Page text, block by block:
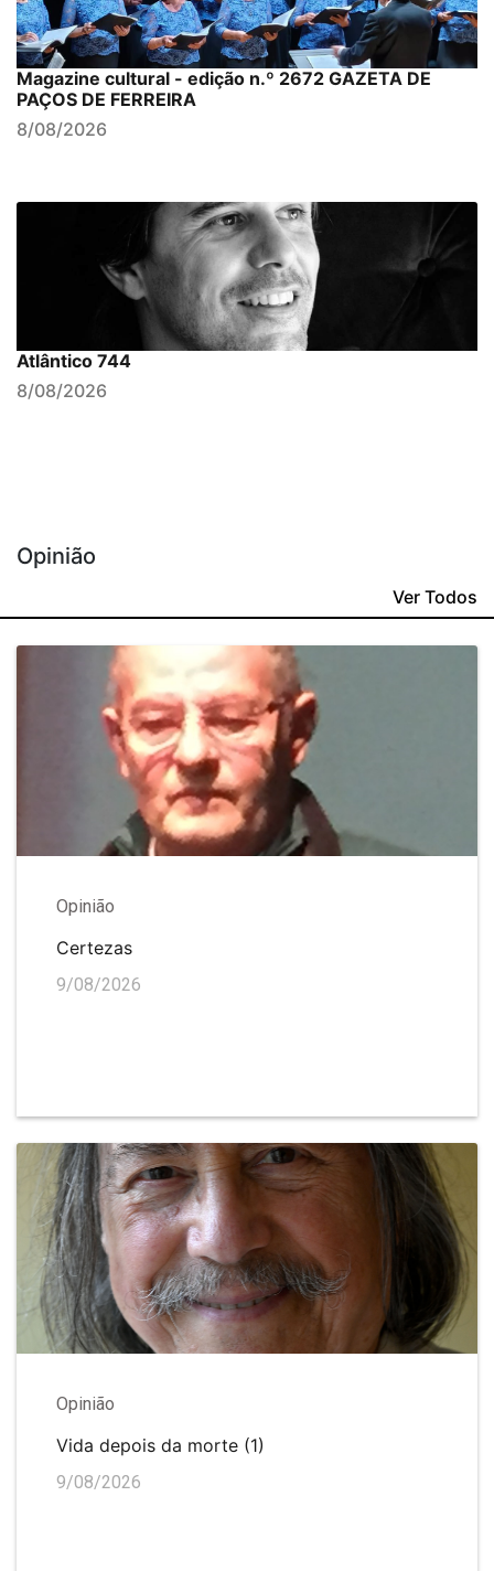
Magazine cultural - edição n.º 2672 GAZETA DE
PAÇOS DE FERREIRA
8/08/2026
Atlântico 744
8/08/2026
Opinião
Ver Todos
Opinião
Certezas
9/08/2026
Opinião
Vida depois da morte (1)
9/08/2026